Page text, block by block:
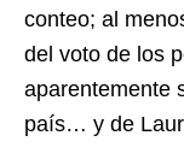
conteo; al
del voto de los
aparentemente
país… y de